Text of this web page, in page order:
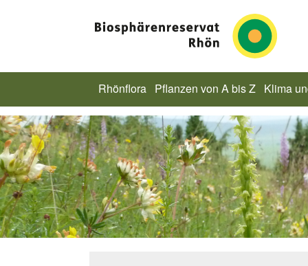
Rhönflora Pflanzen von A bis Z Klima